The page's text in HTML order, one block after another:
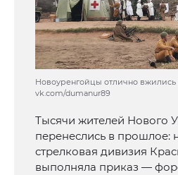
Новоуренгойцы отлично вжились
vk.com/dumanur89
Тысячи жителей Нового
перенеслись в прошлое:
стрелковая дивизия
выполняла приказ —